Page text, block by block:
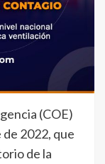
(COE)
2022, que
de la